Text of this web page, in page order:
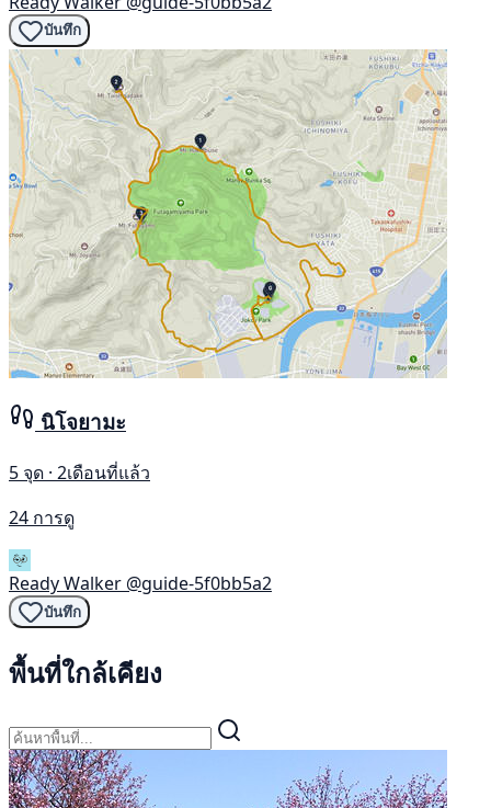
บันทึก
นิโจยามะ
5 จุด · 2เดือนที่แล้ว
24 การดู
Ready Walker @guide-5f0bb5a2
บันทึก
พื้นที่ใกล้เคียง